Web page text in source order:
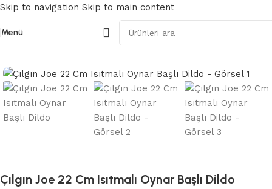
Skip to navigation Skip to main content
Menü
Gerçekçi Vibratörler
Çılgın Joe 22 Cm Isıtmalı Oynar Başlı Dildo